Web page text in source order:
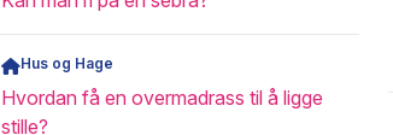
Hus og Hage
Hvordan få en overmadrass til å ligge
stille?